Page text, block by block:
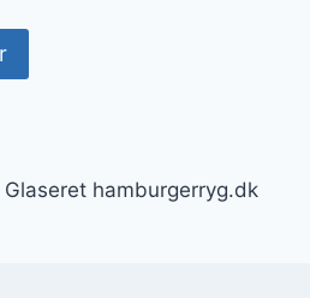
hamburgerryg.dk